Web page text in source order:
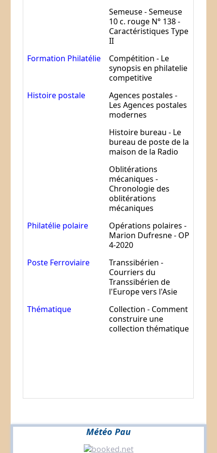
Semeuse -Semeuse
10 c. rouge N° 138 -
Caractéristiques Type
II
Formation Philatélie
Compétition - Le
synopsis en philatelie
competitive
Histoire postale
Agences postales -
Les Agences postales
modernes
Histoire bureau - Le
bureau de poste de la
maison de la Radio
Oblitérations
mécaniques -
Chronologie des
oblitérations
mécaniques
Philatélie polaire
Opérations polaires -
Marion Dufresne - OP
4-2020
Poste Ferroviaire
Transsibérien -
Courriers du
Transsibérien de
l'Europe vers l'Asie
Thématique
Collection - Comment
construire une
collection thématique
Météo Pau